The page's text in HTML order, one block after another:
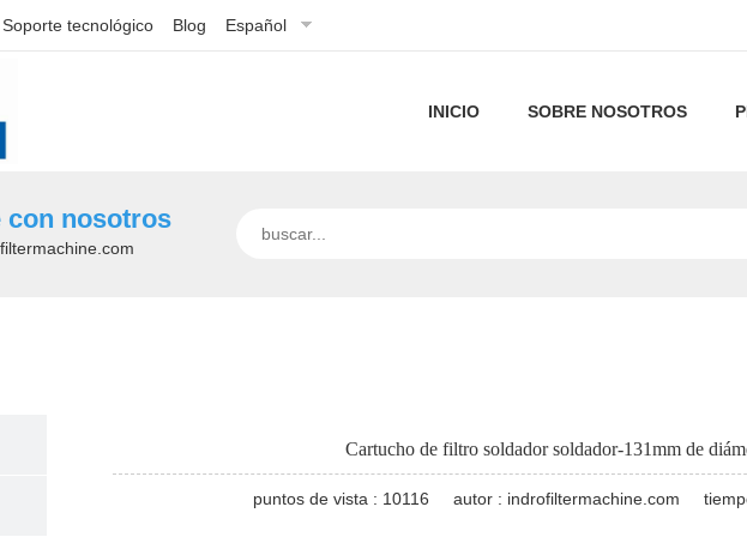
Soporte tecnológico Blog Español
INICIO SOBRE NOSOTROS
con nosotros
Cartucho de filtro soldador soldador-131mm de
puntos de vista : 10116 autor : indrofiltermachine.com